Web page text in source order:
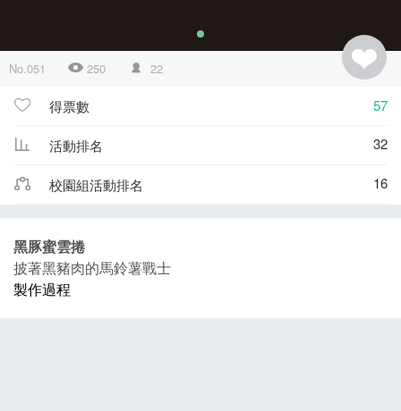
No.051 250 22
得票數 57
活動排名 32
校園組活動排名 16
黑豚蜜雲捲
披著黑豬肉的馬鈴薯戰士
製作過程